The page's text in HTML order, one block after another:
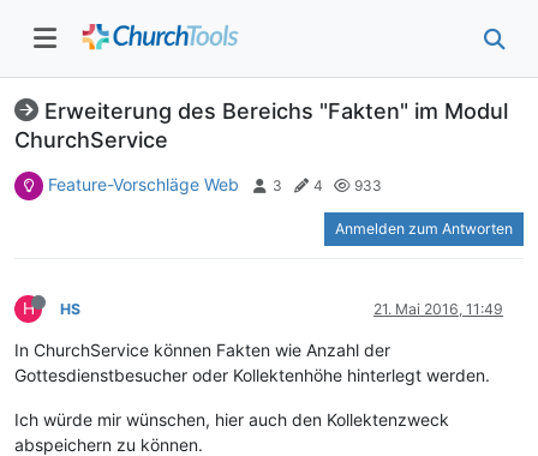
Erweiterung des Bereichs "Fakten" im Modul
ChurchService
Feature-Vorschläge Web 3 4 933
Anmelden zum Antworten
H HS 21. Mai 2016, 11:49
In ChurchService können Fakten wie Anzahl der
Gottesdienstbesucher oder Kollektenhöhe hinterlegt werden.
Ich würde mir wünschen, hier auch den Kollektenzweck
abspeichern zu können.